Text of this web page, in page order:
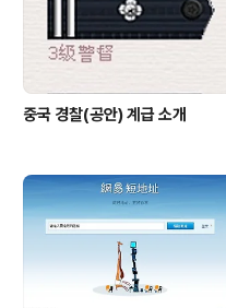
중국 경찰(공안) 계급 소개